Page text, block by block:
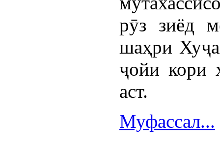
рӯз зиёд
шаҳри
ҷойи кори
аст.
Муфассал...